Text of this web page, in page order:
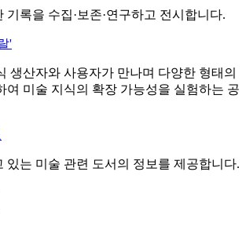
기록을 수집·보존·연구하고 전시합니다.
'
생산자와 사용자가 만나며 다양한 형태의
여 미술 지식의 확장 가능성을 실험하는 공
있는 미술 관련 도서의 정보를 제공합니다.